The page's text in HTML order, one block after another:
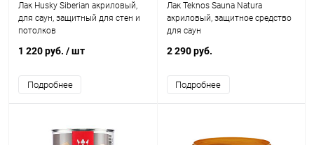
Лак Husky Siberian акриловый,
для саун, защитный для стен и
потолков
1 220 руб. / шт
Подробнее
Лак Teknos Sauna Natura
акриловый, защитное средство
для саун
2 290 руб.
Подробнее